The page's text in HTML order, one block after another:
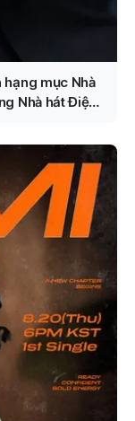
hạng mục Nhà
Nhà hát Điện